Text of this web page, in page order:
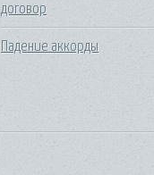
договор
Падение аккорды